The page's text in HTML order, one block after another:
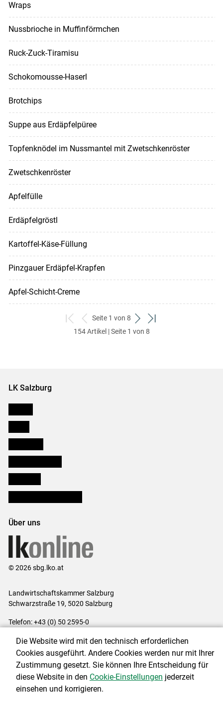
Wraps
Nussbrioche in Muffinförmchen
Ruck-Zuck-Tiramisu
Schokomousse-Haserl
Brotchips
Suppe aus Erdäpfelpüree
Topfenknödel im Nussmantel mit Zwetschkenröster
Zwetschkenröster
Apfelfülle
Erdäpfelgröstl
Kartoffel-Käse-Füllung
Pinzgauer Erdäpfel-Krapfen
Apfel-Schicht-Creme
zum
ersten
zurück
zum
Seite 1 von 8
weiter
zum
zum
154 Artikel | Seite 1 von 8
LK Salzburg
Über uns
© 2026 sbg.lko.at
Landwirtschaftskammer Salzburg
Schwarzstraße 19, 5020 Salzburg
Telefon: +43 (0) 50 2595-0
Impressum|Kontakt|Datenschutzerklärung|Barrierefreiheit|
Cookie-Einstellungen
Die Website wird mit den technisch erforderlichen
Cookies ausgeführt. Andere Cookies werden nur mit Ihrer
Zustimmung gesetzt. Sie können Ihre Entscheidung für
diese Website in den Cookie-Einstellungen jederzeit
einsehen und korrigieren.